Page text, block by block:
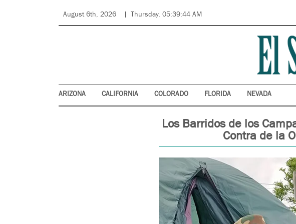
August 6th, 2026 Thursday, 05:39:44 AM
ARIZONA CALIFORNIA COLORADO FLORIDA NEVADA
Los Barridos de los
Contra de la